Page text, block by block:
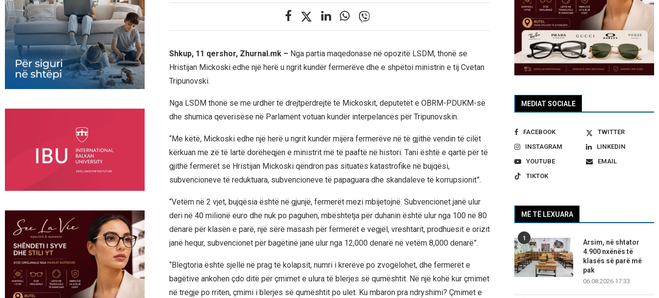
Shkup, 11 qershor, Zhurnal.mk – Nga partia maqedonase në opozitë LSDM, thonë se
Hristijan Mickoski edhe një herë u ngrit kundër fermerëve dhe e shpëtoi ministrin e tij Cvetan
Tripunovski.
Nga LSDM thonë se me urdhër të drejtpërdrejtë të Mickoskit, deputetët e OBRM-PDUKM-së
dhe shumica qeverisëse në Parlament votuan kundër interpelancës për Tripunovskin.
“Me këtë, Mickoski edhe një herë u ngrit kundër mijëra fermerëve në të gjithë vendin të cilët
kërkuan me zë të lartë dorëheqjen e ministrit më të paaftë në histori. Tani është e qartë për të
gjithë fermerët se Hristijan Mickoski qëndron pas situatës katastrofike në bujqësi,
subvencioneve të reduktuara, subvencioneve të papaguara dhe skandaleve të korrupsionit”.
“Vetëm në 2 vjet, bujqësia është në gjunjë, fermerët mezi mbijetojnë. Subvencionet janë ulur
deri në 40 milionë euro dhe nuk po paguhen, mbështetja për duhanin është ulur nga 100 në 80
denarë për klasën e parë, një sërë masash për fermerët e vegjël, vreshtarit, prodhuesit e orizit
janë hequr, subvencionet për bagëtinë janë ulur nga 12,000 denarë në vetëm 8,000 denarë”.
“Blegtoria është sjellë në prag të kolapsit, numri i krerëve po zvogëlohet, dhe fermerët e
bagëtive ankohen çdo ditë për çmimet e ulura të blerjes së qumështit. Në një kohë kur çmimet
në tregje po rriten, çmimi i blerjes së qumështit po ulet. Ku mbaron pra ndryshimi? Çmimet e
MEDIAT SOCIALE
FACEBOOK
TWITTER
INSTAGRAM
LINKEDIN
YOUTUBE
EMAIL
TIKTOK
MË TË LEXUARA
1
Arsim, në shtator
4.900 nxënës të
klasës së parë më
pak
06.08.2026 17:33